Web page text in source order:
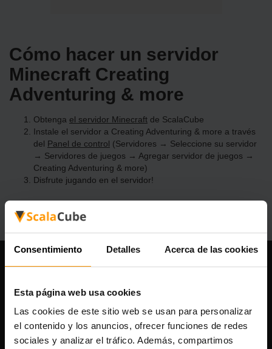
Consentimiento Detalles Acerca de las cookies
Esta página web usa cookies
Las cookies de este sitio web se usan para personalizar
el contenido y los anuncios, ofrecer funciones de redes
sociales y analizar el tráfico. Además, compartimos
Cómo hacer un servidor
Minecraft Creating
Adventuring & more
Obtenga el servidor Minecraft de ScalaCube
Instale el servidor a Creating Adventuring & more a través
del Panel de control (Servidores → Seleccione su servidor
→ Servidores de juegos → Agregar servidor de juegos →
Creating Adventuring & more)
Disfrute jugando en el servidor!
Nuestra compañía
Scalable Hosting Solutions OÜ
Código de registro: 14652605